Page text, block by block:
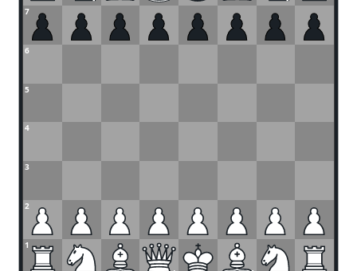
7
6
5
4
3
2
1